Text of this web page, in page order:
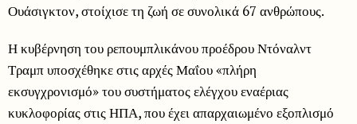
Ουάσιγκτον, στοίχισε τη ζωή σε συνολικά 67 ανθρώπους.
Η κυβέρνηση του ρεπουμπλικάνου προέδρου Ντόναλντ
Τραμπ υποσχέθηκε στις αρχές Μαΐου «πλήρη
εκσυγχρονισμό» του συστήματος ελέγχου εναέριας
κυκλοφορίας στις ΗΠΑ, που έχει απαρχαιωμένο εξοπλισμό